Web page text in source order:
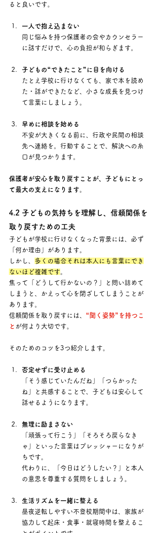
ると良いです。
一人で抱え込まない
同じ悩みを持つ保護者の会やカウンセラー
に話すだけで、心の負担が和らぎます。
子どもの“できたこと”に目を向ける
たとえ学校に行けなくても、家で本を読め
た・話ができたなど、小さな成長を見つけ
て言葉にしましょう。
早めに相談を始める
不安が大きくなる前に、行政や民間の相談
先へ連絡を。行動することで、解決への糸
口が見つかります。
保護者が安心を取り戻すことが、子どもにとっ
て最大の支えになります。
4.2 子どもの気持ちを理解し、信頼関係を
取り戻すための工夫
子どもが学校に行けなくなった背景には、必ず
「何か理由」があります。
しかし、 多くの場合それは本人にも言葉にでき
ないほど複雑です。
焦って「どうして行かないの？」と問い詰めて
しまうと、かえって心を閉ざしてしまうことが
あります。
信頼関係を取り戻すには、 “聞く姿勢”を持つこ
と が何より大切です。
そのためのコツを3つ紹介します。
否定せずに受け止める
「そう感じていたんだね」「つらかった
ね」と共感することで、子どもは安心して
話せるようになります。
無理に励まさない
「頑張って行こう」「そろそろ戻らなき
ゃ」といった言葉はプレッシャーになりが
ちです。
代わりに、「今日はどうしたい？」と本人
の意思を尊重する質問をしましょう。
生活リズムを一緒に整える
昼夜逆転しやすい不登校期間中は、家族が
協力して起床・食事・就寝時間を整えるこ